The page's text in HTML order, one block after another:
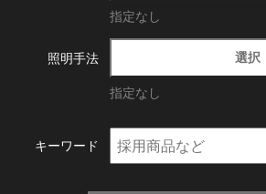
指定なし
照明手法 選択
指定なし
キーワード